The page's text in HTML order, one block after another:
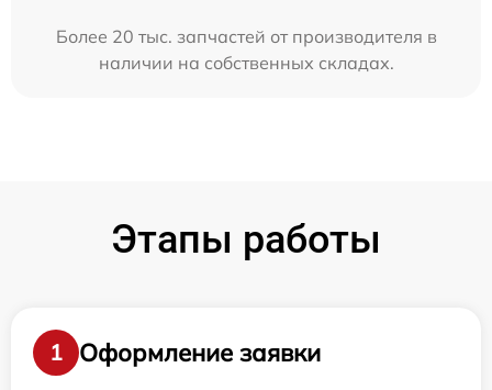
Более 20 тыс. запчастей от производителя в
наличии на собственных складах.
Этапы работы
1
Оформление заявки